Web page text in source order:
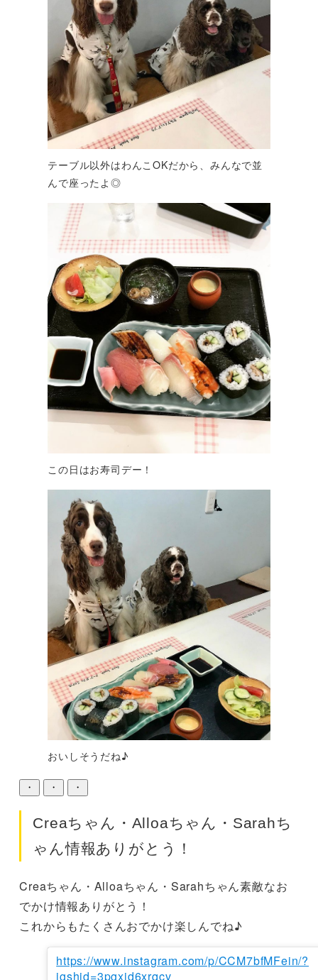
テーブル以外はわんこOKだから、みんなで並
んで座ったよ◎
この日はお寿司デー！
おいしそうだね♪
・ ・ ・
Creaちゃん・Alloaちゃん・Sarahち
ゃん情報ありがとう！
Creaちゃん・Alloaちゃん・Sarahちゃん素敵なお
でかけ情報ありがとう！
これからもたくさんおでかけ楽しんでね♪
https://www.instagram.com/p/CCM7bfMFein/?
igshid=3pgxjd6xrqcv